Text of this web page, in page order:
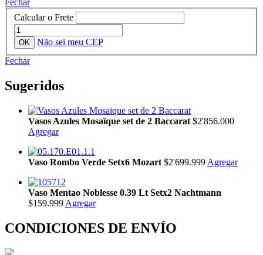
Calcular o Frete
Não sei meu CEP
Fechar
Sugeridos
Vasos Azules Mosaïque set de 2 Baccarat $2'856.000
Agregar
Vaso Rombo Verde Setx6 Mozart $2'699.999 Agregar
Vaso Mentao Noblesse 0.39 Lt Setx2 Nachtmann
$159.999 Agregar
CONDICIONES DE ENVÍO